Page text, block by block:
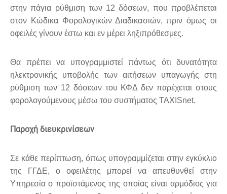
στην πάγια ρύθμιση των 12 δόσεων, που προβλέπεται
στον Κώδικα Φορολογικών Διαδικασιών, πριν όμως οι
οφειλές γίνουν έστω και εν μέρει ληξιπρόθεσμες.
Θα πρέπει να υπογραμμιστεί πάντως ότι δυνατότητα
ηλεκτρονικής υποβολής των αιτήσεων υπαγωγής στη
ρύθμιση των 12 δόσεων του ΚΦΔ δεν παρέχεται στους
φορολογούμενους μέσω του συστήματος ΤΑΧΙSnet.
Παροχή διευκρινίσεων
Σε κάθε περίπτωση, όπως υπογραμμίζεται στην εγκύκλιο
της ΓΓΔΕ, ο οφειλέτης μπορεί να απευθυνθεί στην
Υπηρεσία ο προϊστάμενος της οποίας είναι αρμόδιος για